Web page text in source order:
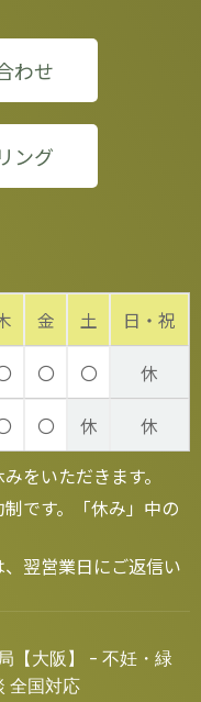
わせ
ング
金 土
日・祝
〇 〇
休
〇 休
休
をいただきます。
です。「休み」中の
、翌営業日にご返信い
【大阪】 - 不妊・緑
全国対応